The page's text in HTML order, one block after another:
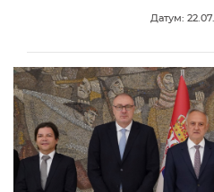
Датум: